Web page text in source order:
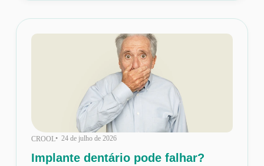
CROOL• 24 de julho de 2026
Implante dentário pode falhar?